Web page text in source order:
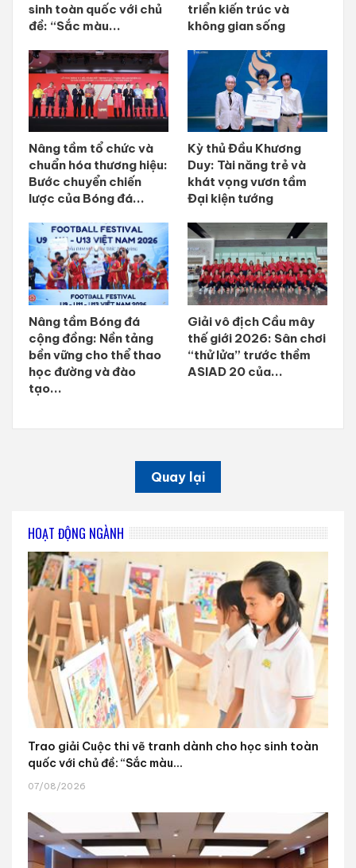
sinh toàn quốc với chủ
đề: “Sắc màu...
triển kiến trúc và
không gian sống
Nâng tầm tổ chức và
chuẩn hóa thương hiệu:
Bước chuyển chiến
lược của Bóng đá...
Kỳ thủ Đầu Khương
Duy: Tài năng trẻ và
khát vọng vươn tầm
Đại kiện tướng
Nâng tầm Bóng đá
cộng đồng: Nền tảng
bền vững cho thể thao
học đường và đào
tạo...
Giải vô địch Cầu mây
thế giới 2026: Sân chơi
“thử lửa” trước thềm
ASIAD 20 của...
Quay lại
HOẠT ĐỘNG NGÀNH
Trao giải Cuộc thi vẽ tranh dành cho học sinh toàn
quốc với chủ đề: “Sắc màu...
07/08/2026